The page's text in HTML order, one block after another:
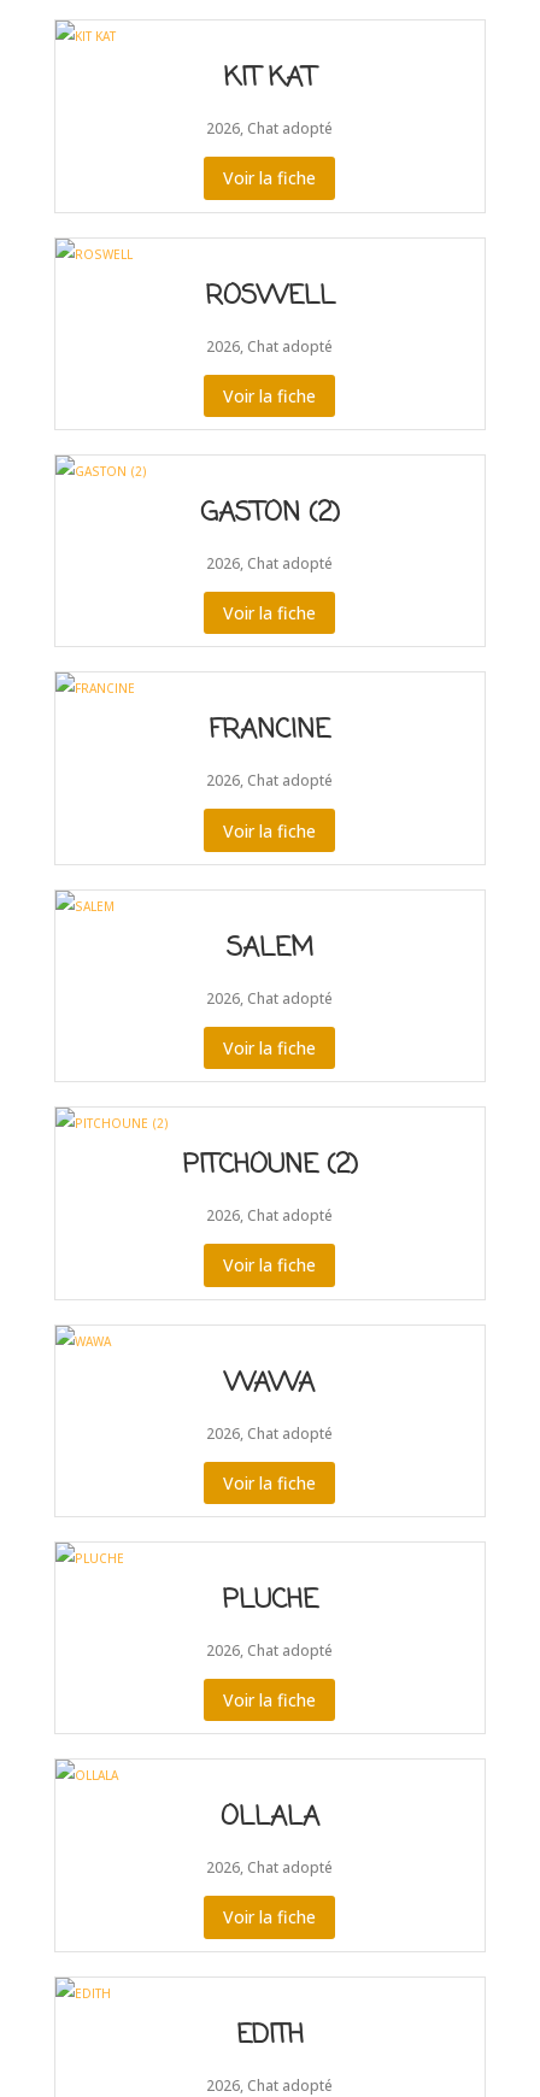
KIT KAT
2026, Chat adopté
Voir la fiche
ROSWELL
2026, Chat adopté
Voir la fiche
GASTON (2)
2026, Chat adopté
Voir la fiche
FRANCINE
2026, Chat adopté
Voir la fiche
SALEM
2026, Chat adopté
Voir la fiche
PITCHOUNE (2)
2026, Chat adopté
Voir la fiche
WAWA
2026, Chat adopté
Voir la fiche
PLUCHE
2026, Chat adopté
Voir la fiche
OLLALA
2026, Chat adopté
Voir la fiche
EDITH
2026, Chat adopté